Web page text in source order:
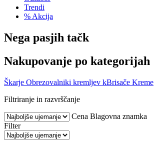
Trendi
% Akcija
Nega pasjih tačk
Nakupovanje po kategorijah
Škarje Obrezovalniki kremljev kBrisače Kreme
Filtriranje in razvrščanje
Cena Blagovna znamka
Filter